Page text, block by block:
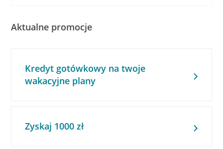
Aktualne promocje
Kredyt gotówkowy na twoje
wakacyjne plany
Zyskaj 1000 zł